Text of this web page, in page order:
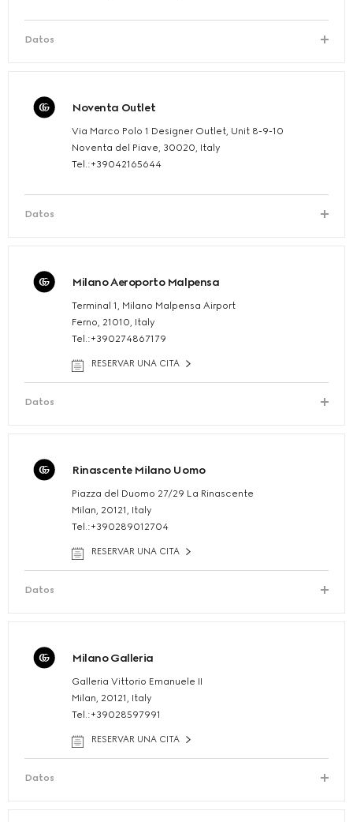
Datos
Noventa Outlet
Via Marco Polo 1 Designer Outlet, Unit 8-9-10
Noventa del Piave, 30020, Italy
Tel.:+39042165644
Datos
Milano Aeroporto Malpensa
Terminal 1, Milano Malpensa Airport
Ferno, 21010, Italy
Tel.:+390274867179
RESERVAR UNA CITA
Datos
Rinascente Milano Uomo
Piazza del Duomo 27/29 La Rinascente
Milan, 20121, Italy
Tel.:+390289012704
RESERVAR UNA CITA
Datos
Milano Galleria
Galleria Vittorio Emanuele II
Milan, 20121, Italy
Tel.:+39028597991
RESERVAR UNA CITA
Datos